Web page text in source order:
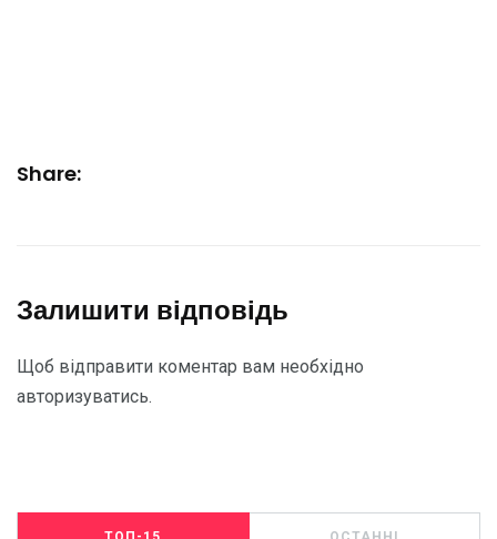
Share:
Залишити відповідь
Щоб відправити коментар вам необхідно
авторизуватись.